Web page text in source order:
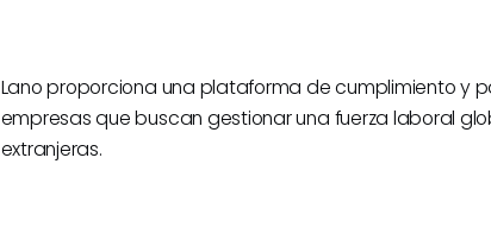
Lano proporciona una plataforma de cumplimiento y
empresas que buscan gestionar una fuerza laboral
extranjeras.